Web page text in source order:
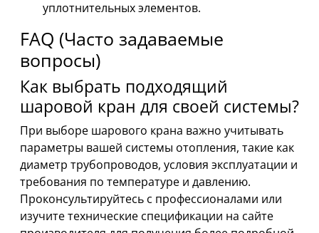
уплотнительных элементов.
FAQ (Часто задаваемые
вопросы)
Как выбрать подходящий
шаровой кран для своей системы?
При выборе шарового крана важно учитывать
параметры вашей системы отопления, такие как
диаметр трубопроводов, условия эксплуатации и
требования по температуре и давлению.
Проконсультируйтесь с профессионалами или
изучите технические спецификации на сайте